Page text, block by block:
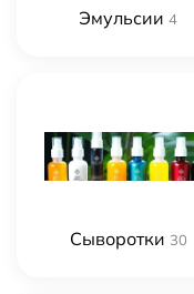
Эмульсии 4
Сыворотки 30